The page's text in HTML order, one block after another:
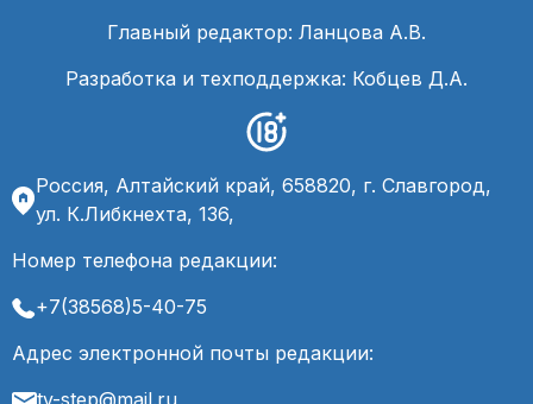
Главный редактор: Ланцова А.В.
Разработка и техподдержка: Кобцев Д.А.
Россия, Алтайский край, 658820, г. Славгород,
ул. К.Либкнехта, 136,
Номер телефона редакции:
+7(38568)5-40-75
Адрес электронной почты редакции: